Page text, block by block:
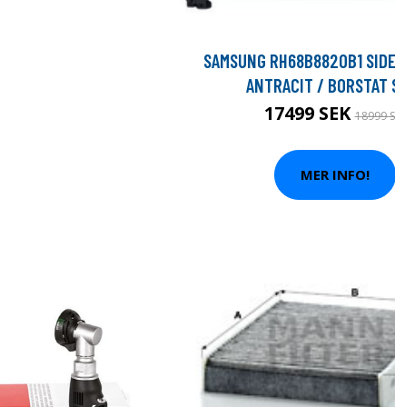
SAMSUNG RH68B8820B1
ANTRACIT / BORSTAT
17499 SEK18999
MER INFO!